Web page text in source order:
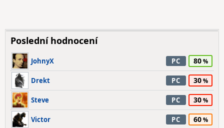
Poslední hodnocení
JohnyX PC 80
Drekt PC 30
Steve PC 30
Victor PC 60